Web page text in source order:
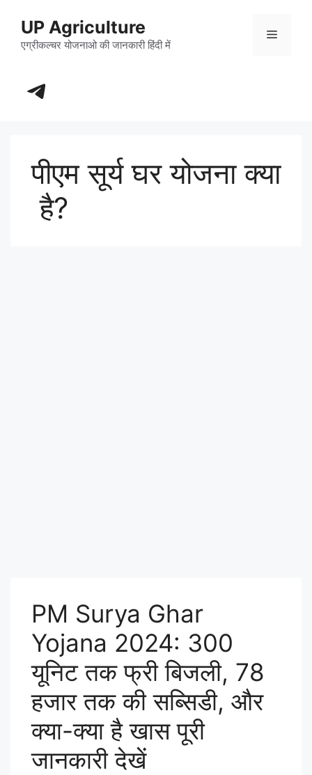
content
UP Agriculture
एग्रीकल्चर योजनाओ की जानकारी हिंदी में
Menu
https://t.me/+_dXT-DwpRj03ZDhl
पीएम सूर्य घर योजना क्या
है?
PM Surya Ghar
Yojana 2024: 300
यूनिट तक फ्री बिजली, 78
हजार तक की सब्सिडी, और
क्या-क्या है खास पूरी
जानकारी देखें